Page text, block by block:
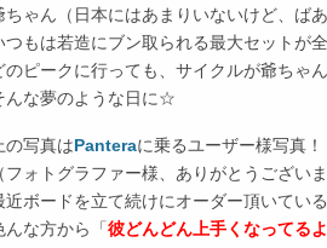
ちゃん（日本にはあまりいないけど、ば
つもは若造にブン取られる最大セットが
のピークに行っても、サイクルが爺ちゃ
んな夢のような日に☆
の写真はPanteraに乗るユーザー様写真！
（フォトグラファー様、ありがとうございま
近ボードを立て続けにオーダー頂いている
んな方から「彼どんどん上手くなってる